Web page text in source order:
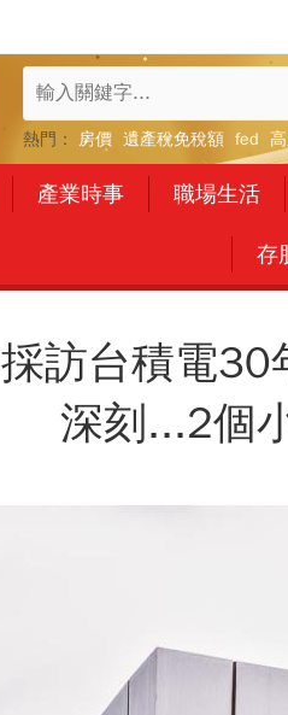
熱門： 房價 遺產稅免稅額 fed
產業時事 職場生活
存
採訪台積電30
深刻...2個